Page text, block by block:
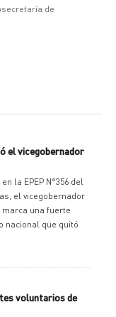
de
el vicegobernador
la EPEP N°356 del
el vicegobernador
una fuerte
nacional que quitó
voluntarios de